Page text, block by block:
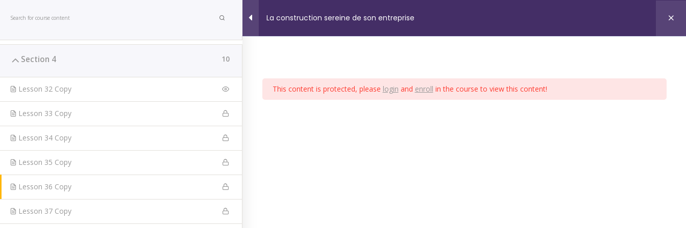
COACHINGS FORMATIONS SERVICE EXPOSITIONS
Accueil La construction sereine de son entreprise
La construction sereine de son entreprise
Section 3 13
Section 4 10
Lesson 32 Copy
Lesson 33 Copy
Lesson 34 Copy
Lesson 35 Copy
Lesson 36 Copy
Lesson 37 Copy
This content is protected, please login and enroll in the course to view this content!
ART COACH
Art Coach forme et professionnalise les artistes aux réalités du
marché, à la maîtrise des outils numériques, à la revue et
sélection de leurs œuvres et séries artistiques, ainsi qu’aux
différentes stratégies nécessaires pour pouvoir les positionner
dans le marché tout en réduisant les coûts relatifs à leurs